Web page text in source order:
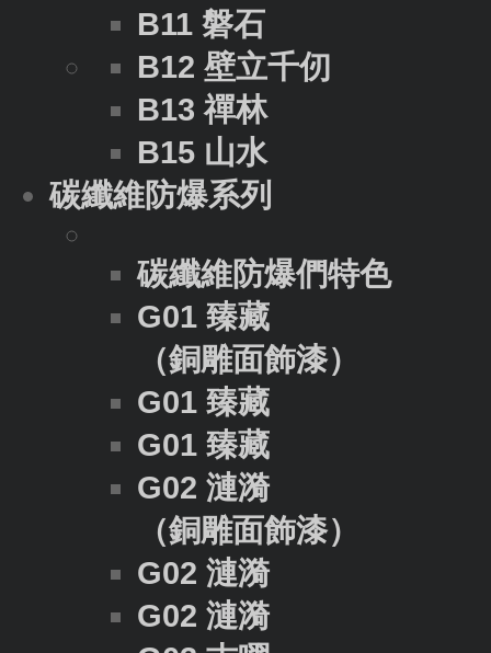
B11 磐石
B12 壁立千仞
B13 禪林
B15 山水
碳纖維防爆系列
碳纖維防爆們特色
G01 臻藏
（銅雕面飾漆）
G01 臻藏
G01 臻藏
G02 漣漪
（銅雕面飾漆）
G02 漣漪
G02 漣漪